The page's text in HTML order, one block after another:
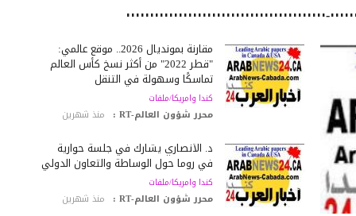
مقارنة بمونديال 2026.. موقع عالمي:
"قطر 2022" من أكثر نسخ كأس العالم
تماسكًا وسهولة في التنقل
كندا وامريكا/ملفات
محرر شؤون العالم-RT : منذ شهرين
د. الأنصاري يشارك في جلسة حوارية
في روما حول الوساطة والتعاون الدولي
كندا وامريكا/ملفات
محرر شؤون العالم-RT : منذ شهرين